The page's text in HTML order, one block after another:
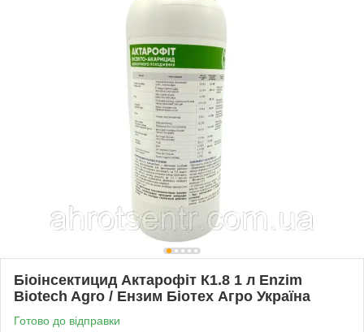
Біоінсектицид Актарофіт К1.8 1 л Enzim
Biotech Agro / Ензим Біотех Агро Україна
Готово до відправки